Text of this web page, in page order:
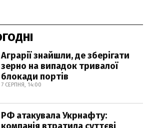
Аграрії знайшли, де зберігати
зерно на випадок тривалої
блокади портів
7 СЕРПНЯ, 14:00
РФ атакувала Укрнафту: